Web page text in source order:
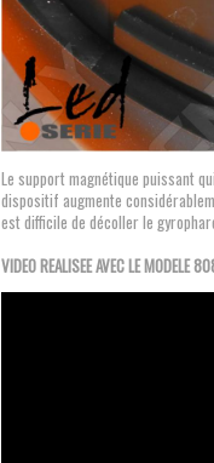
Le support magnétique puissant
dispositif augmente
est difficile de décoller le
VIDEO REALISEE AVEC LE MODELE